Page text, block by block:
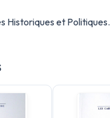
Historiques et Politiques.